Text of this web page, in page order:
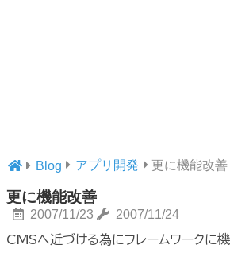
Blog アプリ開発 更に機能改善
更に機能改善
2007/11/23 2007/11/24
CMSへ近づける為にフレームワークに